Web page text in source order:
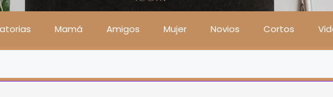
Mamá Amigos Mujer Novios Cortos